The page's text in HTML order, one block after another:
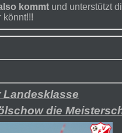
kommt und unterstützt
könnt!!!
Landesklasse
die